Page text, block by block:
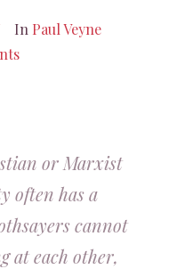
In Paul Veyne
or Marxist
often has a
cannot
at each other,